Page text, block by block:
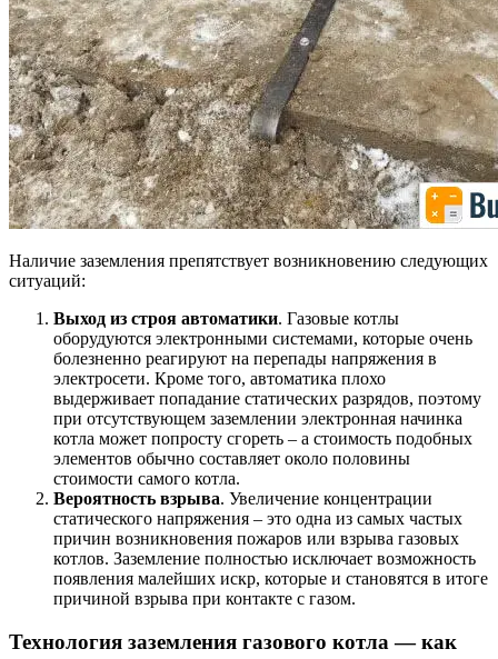
Наличие заземления препятствует возникновению следующих
ситуаций:
Выход из строя автоматики. Газовые котлы
оборудуются электронными системами, которые очень
болезненно реагируют на перепады напряжения в
электросети. Кроме того, автоматика плохо
выдерживает попадание статических разрядов, поэтому
при отсутствующем заземлении электронная начинка
котла может попросту сгореть – а стоимость подобных
элементов обычно составляет около половины
стоимости самого котла.
Вероятность взрыва. Увеличение концентрации
статического напряжения – это одна из самых частых
причин возникновения пожаров или взрыва газовых
котлов. Заземление полностью исключает возможность
появления малейших искр, которые и становятся в итоге
причиной взрыва при контакте с газом.
Технология заземления газового котла — как